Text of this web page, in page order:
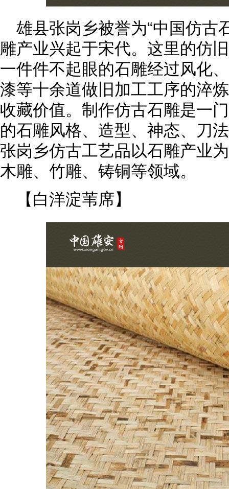
雄县张岗乡被誉为“中国仿古
雕产业兴起于宋代。这里的仿
一件件不起眼的石雕经过风化
漆等十余道做旧加工工序的淬
收藏价值。制作仿古石雕是一
的石雕风格、造型、神态、刀
张岗乡仿古工艺品以石雕产业
木雕、竹雕、铸铜等领域。
【白洋淀苇席】